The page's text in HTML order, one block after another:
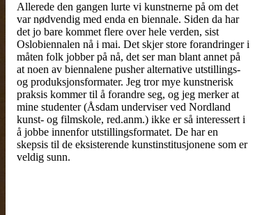
Allerede den gangen lurte vi kunstnerne på om det
var nødvendig med enda en biennale. Siden da har
det jo bare kommet flere over hele verden, sist
Oslobiennalen nå i mai. Det skjer store forandringer i
måten folk jobber på nå, det ser man blant annet på
at noen av biennalene pusher alternative utstillings-
og produksjonsformater. Jeg tror mye kunstnerisk
praksis kommer til å forandre seg, og jeg merker at
mine studenter (Åsdam underviser ved Nordland
kunst- og filmskole, red.anm.) ikke er så interessert i
å jobbe innenfor utstillingsformatet. De har en
skepsis til de eksisterende kunstinstitusjonene som er
veldig sunn.